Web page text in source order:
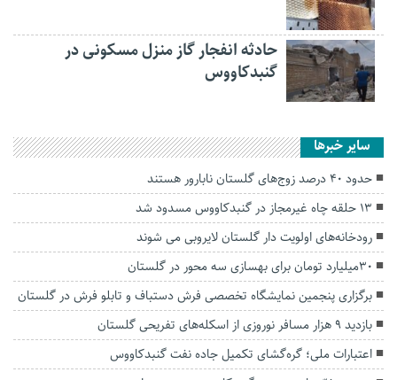
حادثه انفجار گاز منزل مسکونی در
گنبدکاووس
سایر خبرها
حدود ۴۰ درصد زوج‌های گلستان نابارور هستند
۱۳ حلقه چاه غیرمجاز در گنبدکاووس مسدود شد
رودخانه‌های اولویت دار گلستان لایروبی می شوند
۳۰میلیارد تومان برای بهسازی سه محور در گلستان
برگزاری پنجمین نمایشگاه تخصصی فرش دستباف و تابلو فرش در گلستان
بازدید ۹ هزار مسافر نوروزی از اسکله‌های تفریحی گلستان
اعتبارات ملی؛ گره‌گشای تکمیل جاده نفت گنبدکاووس